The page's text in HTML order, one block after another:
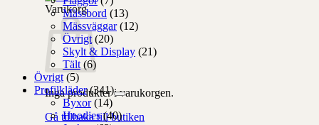
Varukorg
Inga produkter i varukorgen.
Gå tillbaka till butiken
Mässbord (13)
Mässväggar (12)
Övrigt (20)
Skylt & Display (21)
Tält (6)
Övrigt (5)
Profilkläder (341)
Byxor (14)
Hoodies (40)